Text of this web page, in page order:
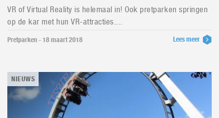
VR of Virtual Reality is helemaal in! Ook pretparken springen
op de kar met hun VR-attracties....
Pretparken - 18 maart 2018 Lees meer
NIEUWS